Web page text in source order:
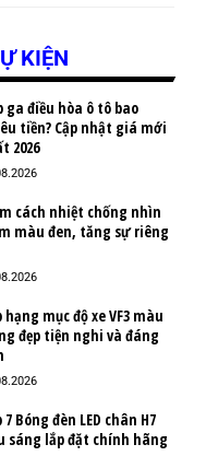
KIỆN
ga điều hòa ô tô bao
tiền? Cập nhật giá mới
2026
cách nhiệt chống nhìn
màu đen, tăng sự riêng
hạng mục độ xe VF3 màu
đẹp tiện nghi và đáng
7 Bóng đèn LED chân H7
sáng lắp đặt chính hãng